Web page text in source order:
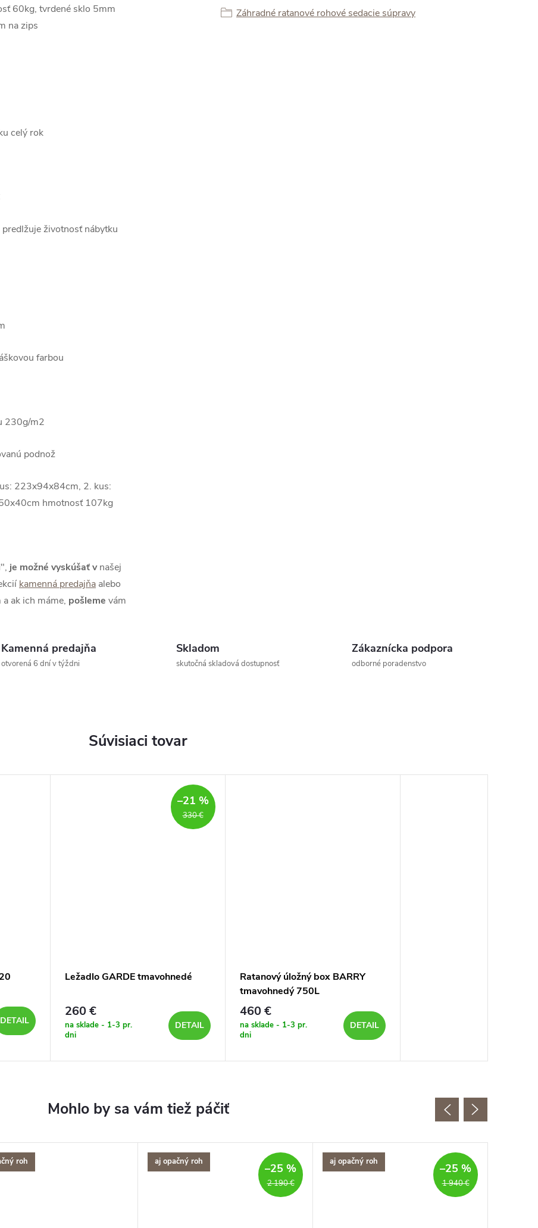
60kg, tvrdené sklo 5mm
na zips
celý rok
životnosť nábytku
farbou
230g/m2
podnož
223x94x84cm, 2. kus:
hmotnosť 107kg
", je možné vyskúšaťvnašej
kamenná predajňa alebo
ak ich máme, pošleme vám
Záhradné ratanové rohové sedacie súpravy
Kamenná predajňa
otvorená 6 dní v týždni
Skladom
skutočná skladová dostupnosť
Zákaznícka podpora
odborné poradenstvo
Súvisiaci tovar
DETAIL
330 €
–21 %
Ležadlo GARDE tmavohnedé
260 €
na sklade - 1-3 pr.
dni
DETAIL
Ratanový úložný box BARRY
tmavohnedý 750L
460 €
na sklade - 1-3 pr.
dni
DETAIL
roh aj opačný roh
2 190 €
–25 % aj opačný roh
1 940 €
–25 %